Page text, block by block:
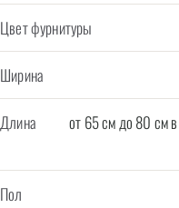
Цвет фурнитуры
Ширина
Длина
от 65 см до 80 см
Пол